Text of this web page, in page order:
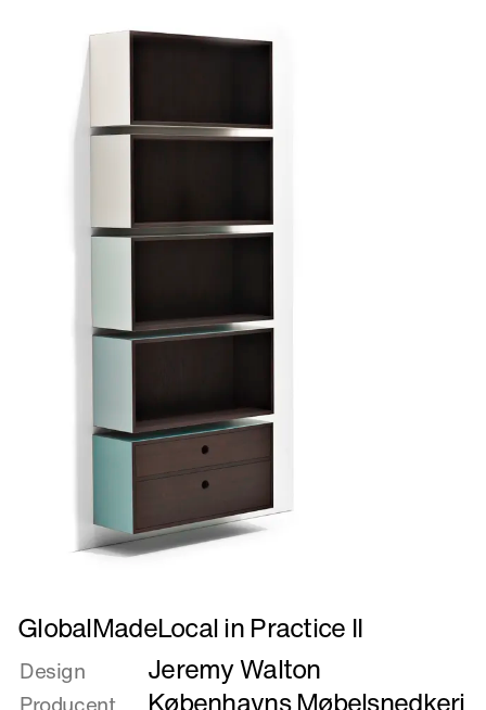
Læs
mere
om
GlobalMadeLocal
GlobalMadeLocal in Practice II
Design Jeremy Walton